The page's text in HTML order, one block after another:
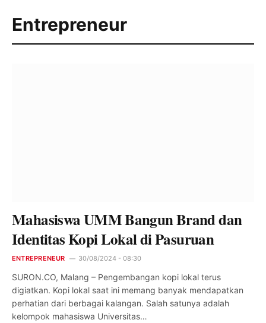
Entrepreneur
Mahasiswa UMM Bangun Brand dan
Identitas Kopi Lokal di Pasuruan
ENTREPRENEUR 30/08/2024 - 08:30
SURON.CO, Malang – Pengembangan kopi lokal terus
digiatkan. Kopi lokal saat ini memang banyak mendapatkan
perhatian dari berbagai kalangan. Salah satunya adalah
kelompok mahasiswa Universitas…